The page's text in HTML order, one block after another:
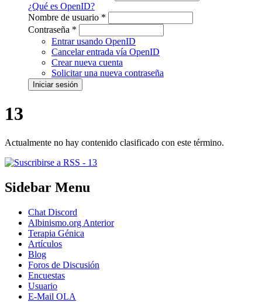
¿Qué es OpenID?
Nombre de usuario *
Contraseña *
Entrar usando OpenID
Cancelar entrada vía OpenID
Crear nueva cuenta
Solicitar una nueva contraseña
13
Actualmente no hay contenido clasificado con este término.
Sidebar Menu
Chat Discord
Albinismo.org Anterior
Terapia Génica
Artículos
Blog
Foros de Discusión
Encuestas
Usuario
E-Mail OLA